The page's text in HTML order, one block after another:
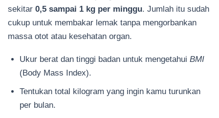
sekitar 0,5 sampai 1 kg per minggu. Jumlah itu sudah
cukup untuk membakar lemak tanpa mengorbankan
massa otot atau kesehatan organ.
Ukur berat dan tinggi badan untuk mengetahui BMI
(Body Mass Index).
Tentukan total kilogram yang ingin kamu turunkan
per bulan.